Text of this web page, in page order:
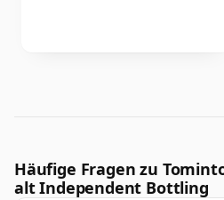
Häufige Fragen zu
alt Independent Bottling